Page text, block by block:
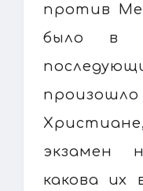
против
было в
экзамен
какова их